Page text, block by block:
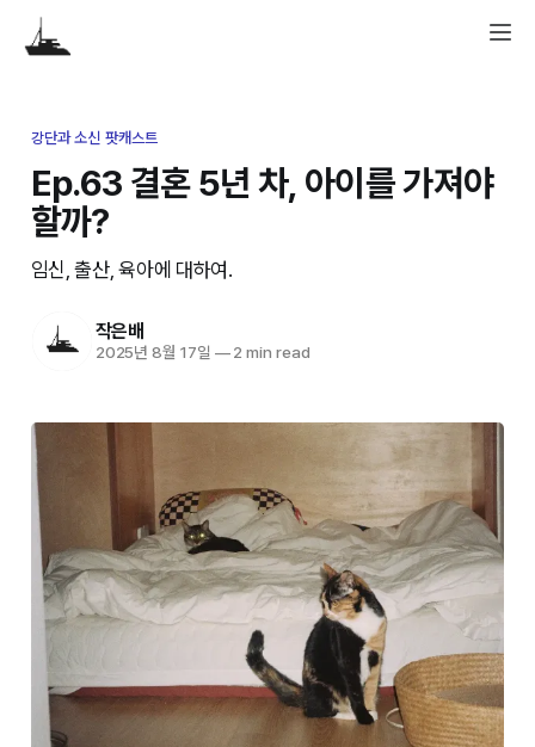
강단과 소신 팟캐스트
Ep.63 결혼 5년 차, 아이를 가져야
할까?
임신, 출산, 육아에 대하여.
작은배
2025년 8월 17일 —2 min read